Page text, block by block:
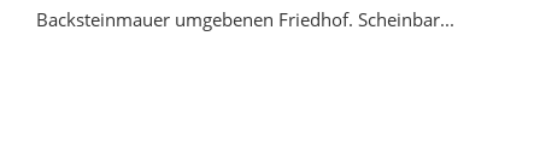
Backsteinmauer umgebenen Friedhof. Scheinbar...